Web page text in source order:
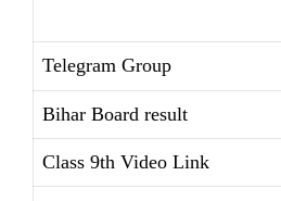
Telegram Group
Bihar Board result
Class 9th Video Link